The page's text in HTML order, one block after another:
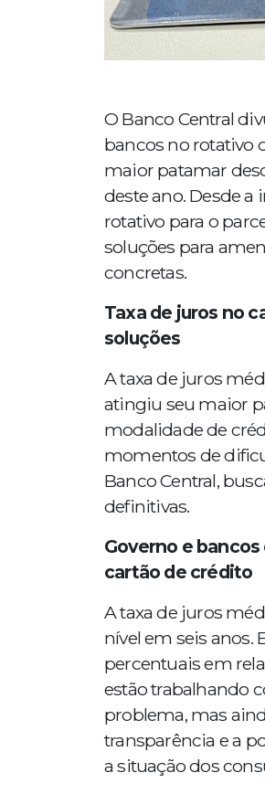
O Banco Central
bancos no rotativo
maior patamar
deste ano. Desde
rotativo para o
soluções para
concretas.
Taxa de juros no
soluções
A taxa de juros
atingiu seu maior
modalidade de
momentos de
Banco Central,
definitivas.
Governo e
cartão de crédito
A taxa de juros
nível em seis anos.
percentuais em
estão trabalhando
problema, mas
transparência e a
a situação dos